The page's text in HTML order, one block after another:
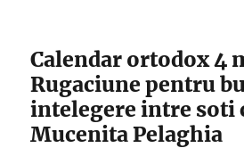
Calendar ortodox 4
Rugaciune pentru
intelegere intre soti
Mucenita Pelaghia